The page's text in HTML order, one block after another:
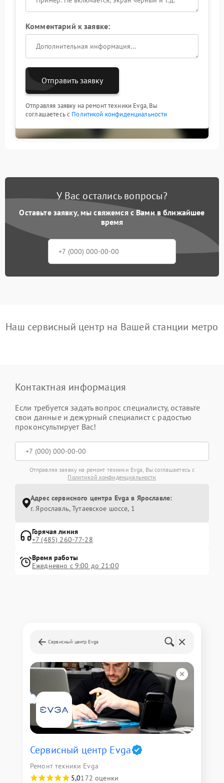
Комментарий к заявке:
Отправить заявку
Отправляя заявку на ремонт техники Evga, Вы
соглашаетесь с Политикой конфиденциальности
У Вас остались вопросы?
Оставьте заявку, мы свяжемся с Вами в ближайшее
время
Наш сервисный центр на Вашей станции метро
Контактная информация
Если требуется задать вопрос специалисту, оставьте
свои данные и дежурный специалист с радостью
проконсультирует Вас!
Отправляя заявку на ремонт техники Evga, Вы соглашаетесь с
Политикой конфиденциальности
Адрес сервисного центра Evga в Ярославле:
г. Ярославль, Тутаевское шоссе, 1
Горячая линия
+7 (485) 260-77-28
Время работы
Ежедневно с 9:00 до 21:00
Сервисный центр Evga
Сервисный центр Evga
Ремонт техники Evga
5,0172 оценки